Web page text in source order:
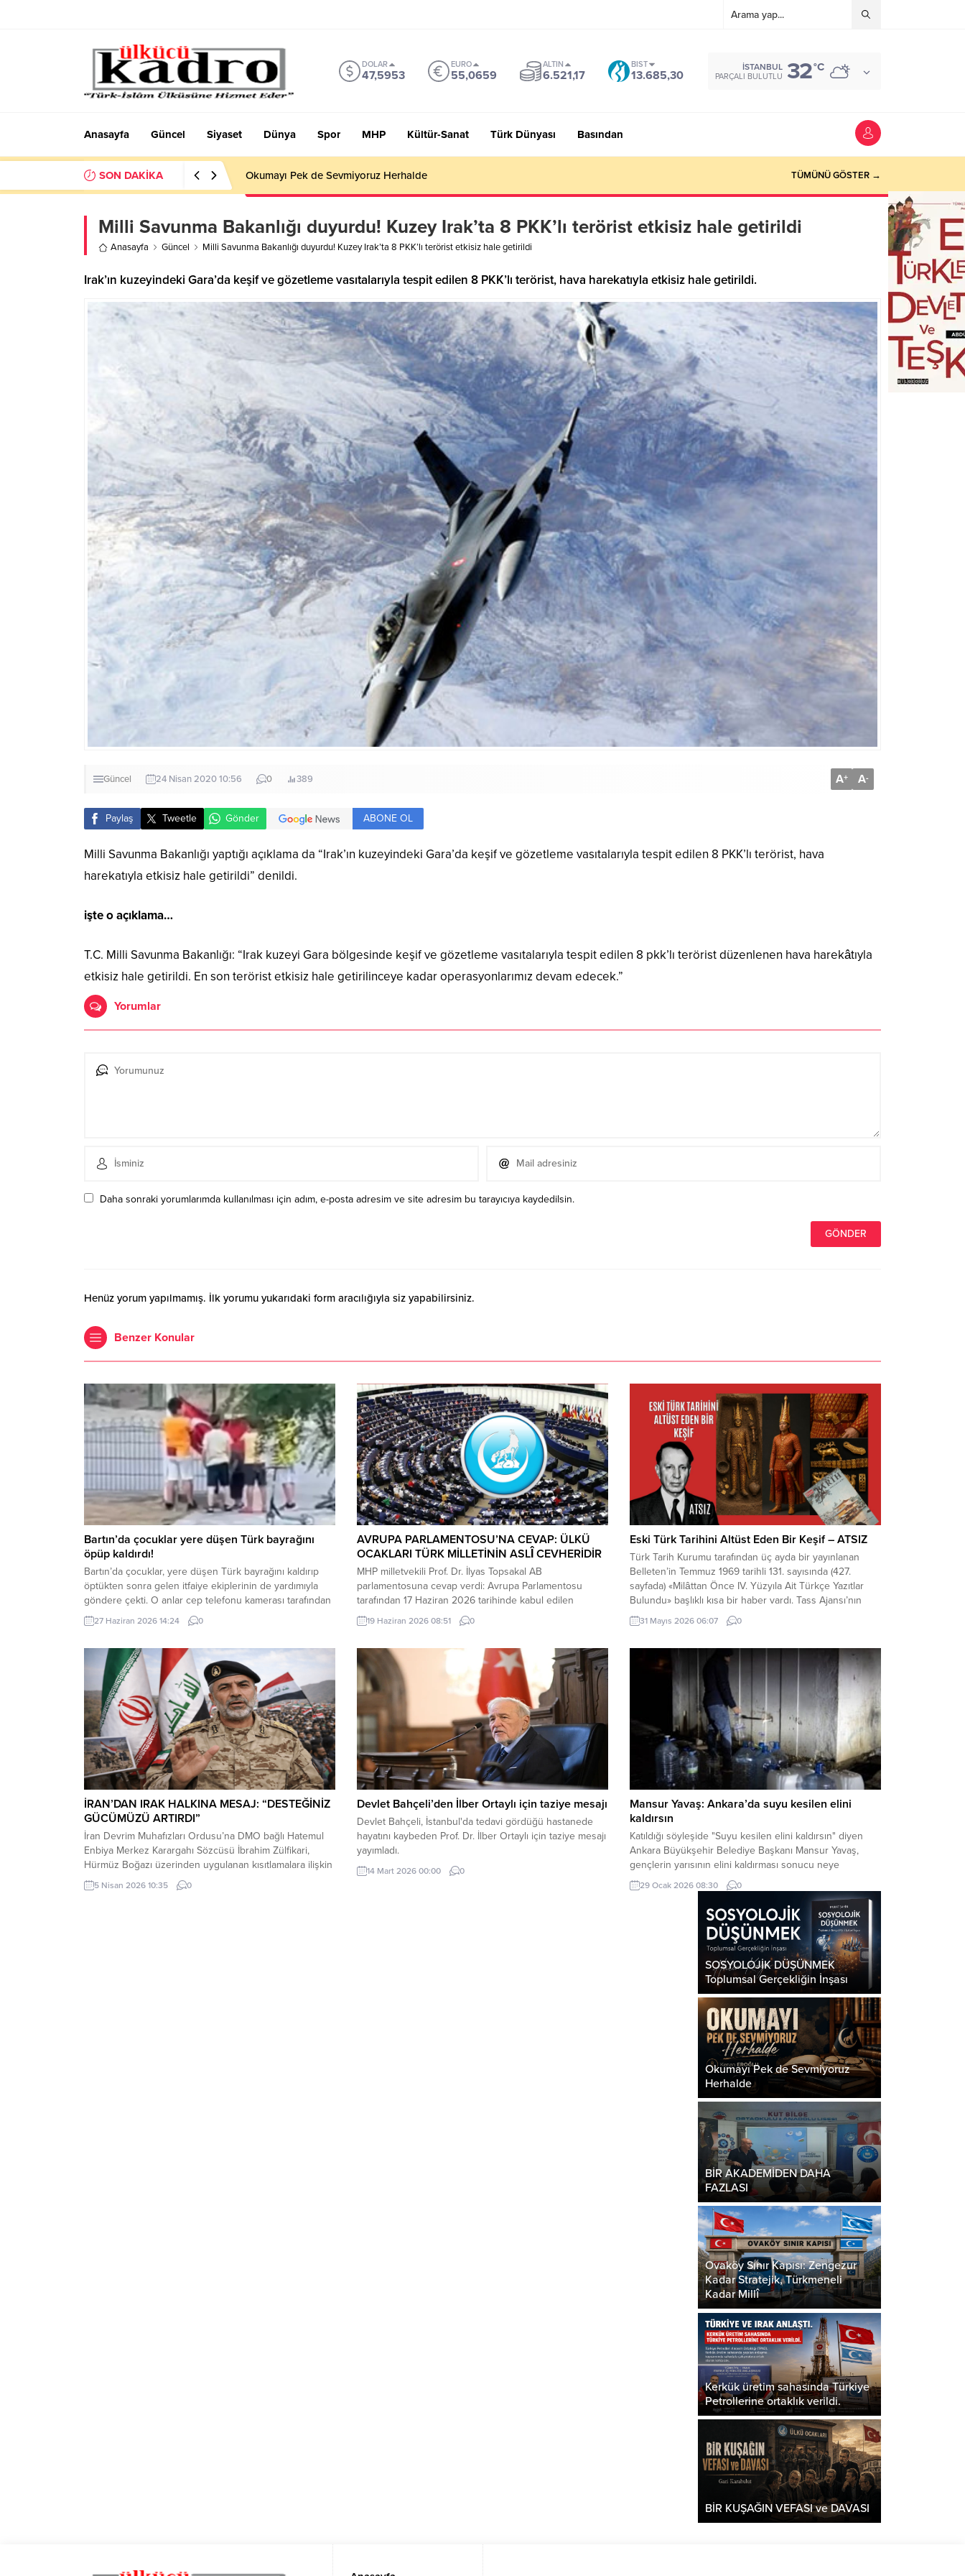
DOLAR
47,5953
EURO
55,0659
ALTIN
6.521,17
BIST
13.685,30
İSTANBUL
PARÇALI BULUTLU 32°C
Anasayfa Güncel Siyaset Dünya Spor MHP Kültür-Sanat Türk Dünyası Basından
SON DAKİKA BİR AKADEMİDEN DAHA FAZLASI TÜMÜNÜ GÖSTER →
Milli Savunma Bakanlığı duyurdu! Kuzey Irak’ta 8 PKK’lı terörist etkisiz hale getirildi
Anasayfa Güncel Milli Savunma Bakanlığı duyurdu! Kuzey Irak’ta 8 PKK’lı terörist etkisiz hale getirildi
Irak’ın kuzeyindeki Gara’da keşif ve gözetleme vasıtalarıyla tespit edilen 8 PKK’lı terörist, hava harekatıyla etkisiz hale getirildi.
Güncel 24 Nisan 2020 10:56 0 389 A+ A-
Paylaş Tweetle Gönder ABONE OL
Milli Savunma Bakanlığı yaptığı açıklama da “Irak’ın kuzeyindeki Gara’da keşif ve gözetleme vasıtalarıyla tespit edilen 8 PKK’lı terörist, hava
harekatıyla etkisiz hale getirildi” denildi.
işte o açıklama…
T.C. Milli Savunma Bakanlığı: “Irak kuzeyi Gara bölgesinde keşif ve gözetleme vasıtalarıyla tespit edilen 8 pkk’lı terörist düzenlenen hava harekâtıyla
etkisiz hale getirildi. En son terörist etkisiz hale getirilinceye kadar operasyonlarımız devam edecek.”
Yorumlar
Daha sonraki yorumlarımda kullanılması için adım, e-posta adresim ve site adresim bu tarayıcıya kaydedilsin.
Henüz yorum yapılmamış. İlk yorumu yukarıdaki form aracılığıyla siz yapabilirsiniz.
Benzer Konular
Bartın’da çocuklar yere düşen Türk bayrağını
öpüp kaldırdı!
Bartın’da çocuklar, yere düşen Türk bayrağını kaldırıp
öptükten sonra gelen itfaiye ekiplerinin de yardımıyla
göndere çekti. O anlar cep telefonu kamerası tarafından
kaydedildi. Yerden kaldırıp öptüler Kemerköprü
Mahallesi’nde dün akşam saatlerinde Cumhuriyet Parkı
nedeniyle ipinin kopmasıyla yere düştü. Bu sırada parkta
oynayan çocuklar yere...
27 Haziran 2026 14:24 0
AVRUPA PARLAMENTOSU’NA CEVAP: ÜLKÜ
OCAKLARI TÜRK MİLLETİNİN ASLÎ CEVHERİDİR
MHP milletvekili Prof. Dr. İlyas Topsakal AB
parlamentosuna cevap verdi: Avrupa Parlamentosu
tarafından 17 Haziran 2026 tarihinde kabul edilen
Türkiye Raporu, teknik bir ilerleme belgesi olmaktan
ziyade, Türkiye-AB ilişkilerinin gerilimli fay hatlarını
alan bir siyasi pozisyon belgesi niteliğindedir. Raporun
içeriği, Türkiye’nin iç siyasi dengelerine...
19 Haziran 2026 08:51 0
Eski Türk Tarihini Altüst Eden Bir Keşif – ATSIZ
Türk Tarih Kurumu tarafından üç ayda bir yayınlanan
Belleten’in Temmuz 1969 tarihli 131. sayısında (427.
sayfada) «Milâttan Önce IV. Yüzyıla Ait Türkçe Yazıtlar
Bulundu» başlıklı kısa bir haber vardı. Tass Ajansı’nın
Alma Ata kaynaklı bir haberinde, bu yazıtlarda yapılan
incelemelere göre, bunların Milât’tan Önce IV. Yüzyılda
31 Mayıs 2026 06:07 0
İRAN’DAN IRAK HALKINA MESAJ: “DESTEĞİNİZ
GÜCÜMÜZÜ ARTIRDI”
İran Devrim Muhafızları Ordusu’na DMO bağlı Hatemul
Enbiya Merkez Karargahı Sözcüsü İbrahim Zülfikari,
Hürmüz Boğazı üzerinden uygulanan kısıtlamalara ilişkin
yaptığı açıklamada, Irak’ın bu kısıtlamalardan muaf
tutulacağını belirtti.
5 Nisan 2026 10:35 0
Devlet Bahçeli’den İlber Ortaylı için taziye mesajı
Devlet Bahçeli, İstanbul'da tedavi gördüğü hastanede
hayatını kaybeden Prof. Dr. İlber Ortaylı için taziye mesajı
yayımladı.
14 Mart 2026 00:00 0
Mansur Yavaş: Ankara’da suyu kesilen elini
kaldırsın
Katıldığı söyleşide "Suyu kesilen elini kaldırsın" diyen
Ankara Büyükşehir Belediye Başkanı Mansur Yavaş,
gençlerin yarısının elini kaldırması sonucu neye
uğradığını şaşırdı.
29 Ocak 2026 08:30 0
SOSYOLOJİK DÜŞÜNMEK
Toplumsal Gerçekliğin İnşası
Okumayı Pek de Sevmiyoruz
Herhalde
BİR AKADEMİDEN DAHA
FAZLASI
Ovaköy Sınır Kapısı: Zengezur
Kadar Stratejik, Türkmeneli
Kadar Millî
Kerkük üretim sahasında Türkiye
Petrollerine ortaklık verildi.
BİR KUŞAĞIN VEFASI ve DAVASI